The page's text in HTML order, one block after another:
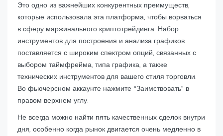
Это одно из важнейших конкурентных преимуществ,
которые использовала эта платформа, чтобы ворваться
в сферу маржинального криптотрейдинга. Набор
инструментов для построения и анализа графиков
поставляется с широким спектром опций, связанных с
выбором таймфрейма, типа графика, а также
технических инструментов для вашего стиля торговли.
Во фьючерсном аккаунте нажмите “Заимствовать” в
правом верхнем углу.
Не всегда можно найти пять качественных сделок внутри
дня, особенно когда рынок двигается очень медленно в